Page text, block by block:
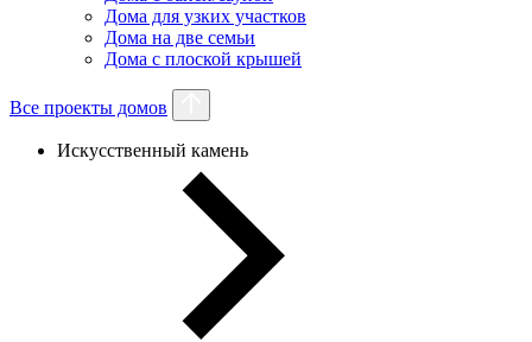
Дома для узких участков
Дома на две семьи
Дома с плоской крышей
Все проекты домов
Искусственный камень